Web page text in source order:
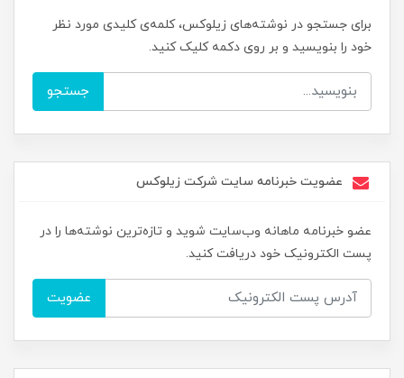
برای جستجو در نوشته‌های زیلوکس، کلمه‌ی کلیدی مورد نظر
خود را بنویسید و بر روی دکمه کلیک کنید.
جستجو
عضویت خبرنامه سایت شرکت زیلوکس
عضو خبرنامه ماهانه وب‌سایت شوید و تازه‌ترین نوشته‌ها را در
پست الکترونیک خود دریافت کنید.
عضویت